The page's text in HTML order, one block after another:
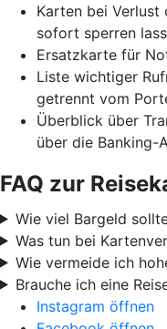
Karten bei
sofort sperren
Ersatzkarte für
Liste wichtiger
getrennt vom
Überblick über
über die Banking-
FAQ zur
Wie viel Bargeld
Was tun bei
Wie vermeide ich
Brauche ich eine
Instagram öffnen